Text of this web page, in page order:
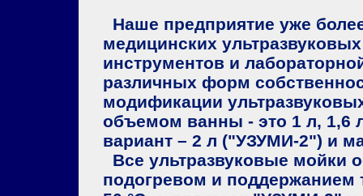
Наше предприятие уже
медицинских
инструментов и
различных форм
модификации
объемом ванны - это 1 л, 1,6
вариант – 2 л ("УЗУМИ-2") и
Все ультразвуковые мойки
подогревом и